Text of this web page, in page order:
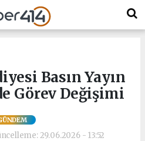
Basın Yayın
Görev Değişimi
29.06.2026 - 13:52